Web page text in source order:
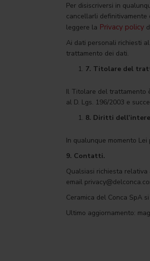
Per disiscriversi in
cancellarli definitivamente
leggere la Privacy policy
Ai dati personali richiesti
trattamento dei dati.
7. Titolare del
Il Titolare del trattamento
al D. Lgs. 196/2003 e
8. Diritti
In qualunque momento
9. Contatti.
Qualsiasi richiesta relativa
email
Ceramica del Conca SpA
Ultimo aggiornamento: